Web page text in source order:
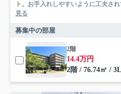
ト。お手入れしやすいように工夫さ
見る
募集中の部屋
2階
14.4万円
2階 / 76.74㎡ /